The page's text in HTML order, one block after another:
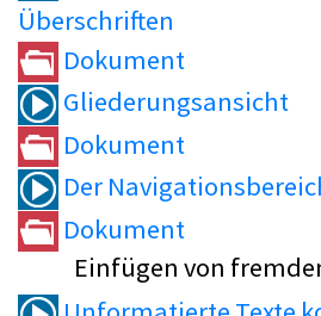
Überschriften
Dokument
Gliederungsansicht
Dokument
Der
Dokument
Einfügen von